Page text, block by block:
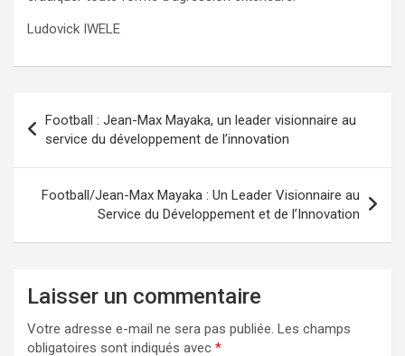
Ludovick IWELE
de
l’article
Football : Jean-Max Mayaka, un leader visionnaire au
service du développement de l’innovation
Football/Jean-Max Mayaka : Un Leader Visionnaire au
Service du Développement et de l’Innovation
Laisser un commentaire
Votre adresse e-mail ne sera pas publiée. Les champs
obligatoires sont indiqués avec *